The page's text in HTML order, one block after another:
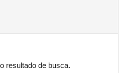
resultado de busca.